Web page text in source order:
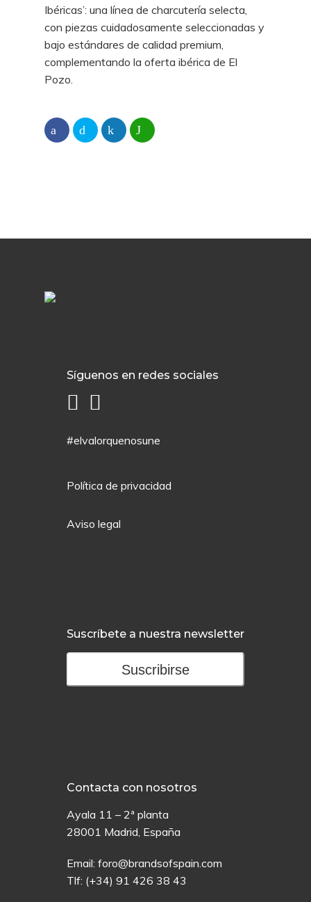
Ibéricas’: una línea de charcutería selecta,
con piezas cuidadosamente seleccionadas y
bajo estándares de calidad premium,
complementando la oferta ibérica de El
Pozo.
Síguenos en redes sociales
#elvalorquenosune
Política de privacidad
Aviso legal
Suscríbete a nuestra newsletter
Suscribirse
Contacta con nosotros
Ayala 11 – 2ª planta
28001 Madrid, España
Email: foro@brandsofspain.com
Tlf: (+34) 91 426 38 43